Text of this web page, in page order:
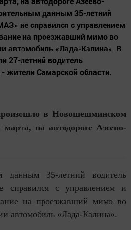
данным 35-летний
не справился с управлением
на проезжавший мимо во
автомобиль «Лада-Калина». В
27-летний водитель
- жители Самарской области.
в Новошешминском
на автодороге Азеево-
данным 35-летний водитель
справился с управлением и
на проезжавший мимо во
автомобиль «Лада-Калина».